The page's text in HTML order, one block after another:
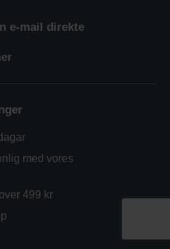
e-mail direkte
med vores
499 kr